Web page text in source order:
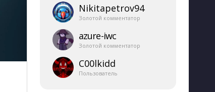
Nikitapetrov94
Золотой комментатор
azure-​iwc
Золотой комментатор
C00lkidd
Пользователь